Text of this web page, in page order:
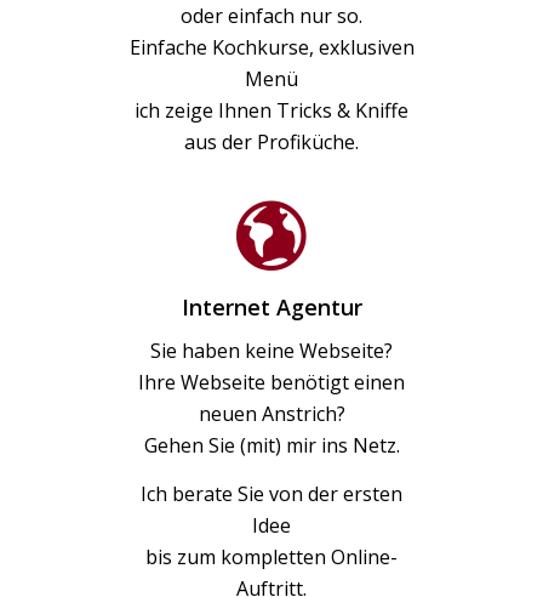
oder einfach nur so.
Einfache Kochkurse, exklusiven
Menü
ich zeige Ihnen Tricks & Kniffe
aus der Profiküche.
Internet Agentur
Sie haben keine Webseite?
Ihre Webseite benötigt einen
neuen Anstrich?
Gehen Sie (mit) mir ins Netz.
Ich berate Sie von der ersten
Idee
bis zum kompletten Online-
Auftritt.